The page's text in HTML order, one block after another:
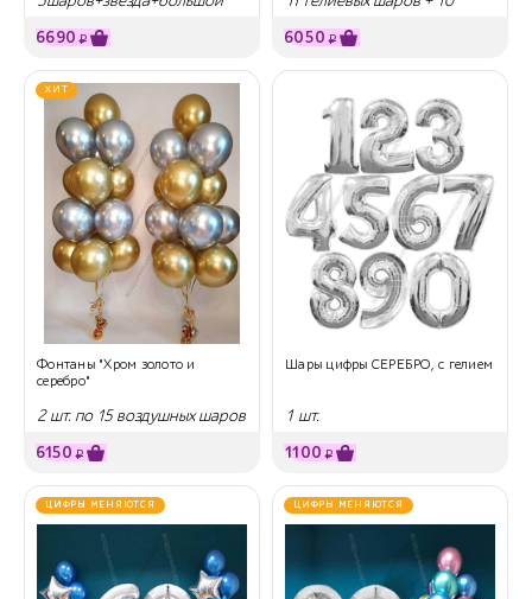
6690 ₽ 6050 ₽
ХИТ
Фонтаны "Хром золото и
серебро"
2 шт. по 15 воздушных шаров
6150 ₽
Шары цифры СЕРЕБРО, с гелием
1 шт.
1100 ₽
ЦИФРЫ МЕНЯЮТСЯ ЦИФРЫ МЕНЯЮТСЯ